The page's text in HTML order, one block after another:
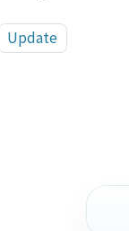
Update